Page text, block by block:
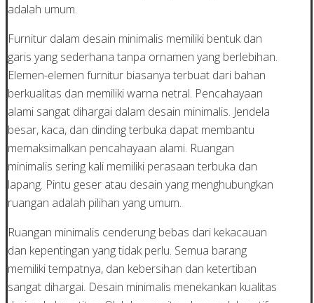
adalah umum.
Furnitur dalam desain minimalis memiliki bentuk dan
garis yang sederhana tanpa ornamen yang berlebihan.
Elemen-elemen furnitur biasanya terbuat dari bahan
berkualitas dan memiliki warna netral. Pencahayaan
alami sangat dihargai dalam desain minimalis. Jendela
besar, kaca, dan dinding terbuka dapat membantu
memaksimalkan pencahayaan alami. Ruangan
minimalis sering kali memiliki perasaan terbuka dan
lapang. Pintu geser atau desain yang menghubungkan
ruangan adalah pilihan yang umum.
Ruangan minimalis cenderung bebas dari kekacauan
dan kepentingan yang tidak perlu. Semua barang
memiliki tempatnya, dan kebersihan dan ketertiban
sangat dihargai. Desain minimalis menekankan kualitas